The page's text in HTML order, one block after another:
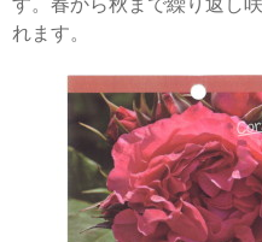
れます。